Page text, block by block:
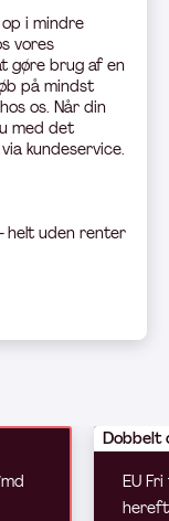
i mindre
vores
gøre brug af en
på mindst
os. Når din
med det
kundeservice.
helt uden renter
Dobbelt
EU